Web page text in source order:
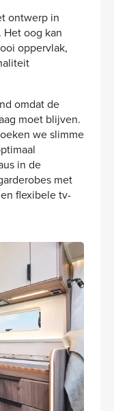
ontwerp in
oog kan
oppervlak,
omdat de
moet blijven.
we slimme
in de
met
flexibele tv-